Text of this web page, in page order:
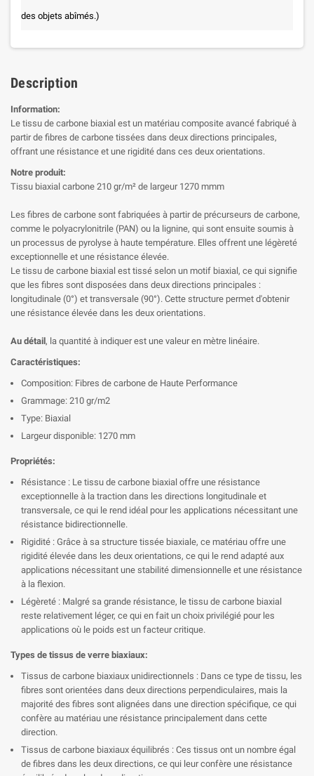
des objets abîmés.)
Description
Information:
Le tissu de carbone biaxial est un matériau composite avancé fabriqué à
partir de fibres de carbone tissées dans deux directions principales,
offrant une résistance et une rigidité dans ces deux orientations.
Notre produit:
Tissu biaxial carbone 210 gr/m² de largeur 1270 mmm
Les fibres de carbone sont fabriquées à partir de précurseurs de carbone,
comme le polyacrylonitrile (PAN) ou la lignine, qui sont ensuite soumis à
un processus de pyrolyse à haute température. Elles offrent une légèreté
exceptionnelle et une résistance élevée.
Le tissu de carbone biaxial est tissé selon un motif biaxial, ce qui signifie
que les fibres sont disposées dans deux directions principales :
longitudinale (0°) et transversale (90°). Cette structure permet d'obtenir
une résistance élevée dans les deux orientations.
Au détail, la quantité à indiquer est une valeur en mètre linéaire.
Caractéristiques:
Composition: Fibres de carbone de Haute Performance
Grammage: 210 gr/m2
Type: Biaxial
Largeur disponible: 1270 mm
Propriétés:
Résistance : Le tissu de carbone biaxial offre une résistance
exceptionnelle à la traction dans les directions longitudinale et
transversale, ce qui le rend idéal pour les applications nécessitant une
résistance bidirectionnelle.
Rigidité : Grâce à sa structure tissée biaxiale, ce matériau offre une
rigidité élevée dans les deux orientations, ce qui le rend adapté aux
applications nécessitant une stabilité dimensionnelle et une résistance
à la flexion.
Légèreté : Malgré sa grande résistance, le tissu de carbone biaxial
reste relativement léger, ce qui en fait un choix privilégié pour les
applications où le poids est un facteur critique.
Types de tissus de verre biaxiaux:
Tissus de carbone biaxiaux unidirectionnels : Dans ce type de tissu, les
fibres sont orientées dans deux directions perpendiculaires, mais la
majorité des fibres sont alignées dans une direction spécifique, ce qui
confère au matériau une résistance principalement dans cette
direction.
Tissus de carbone biaxiaux équilibrés : Ces tissus ont un nombre égal
de fibres dans les deux directions, ce qui leur confère une résistance